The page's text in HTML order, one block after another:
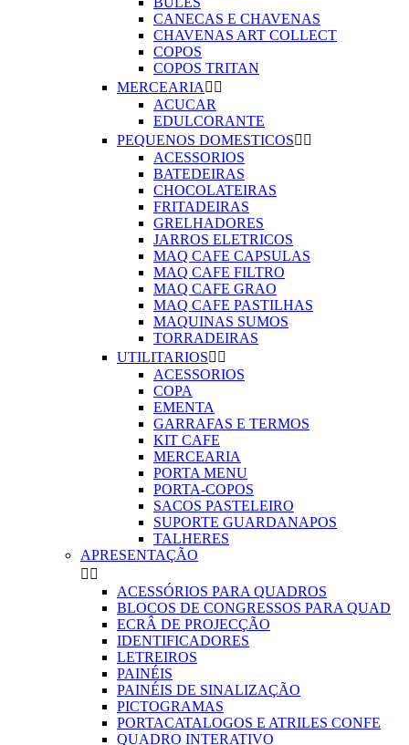
CANECAS E CHAVENAS
CHAVENAS ART COLLECT
COPOS
COPOS TRITAN
MERCEARIA  
ACUCAR
EDULCORANTE
PEQUENOS DOMESTICOS 
ACESSORIOS
BATEDEIRAS
CHOCOLATEIRAS
FRITADEIRAS
GRELHADORES
JARROS ELETRICOS
MAQ CAFE CAPSULAS
MAQ CAFE FILTRO
MAQ CAFE GRAO
MAQ CAFE PASTILHAS
MAQUINAS SUMOS
TORRADEIRAS
UTILITARIOS 
ACESSORIOS
COPA
EMENTA
GARRAFAS E TERMOS
KIT CAFE
MERCEARIA
PORTA MENU
PORTA-COPOS
SACOS PASTELEIRO
SUPORTE GUARDANAPOS
TALHERES
APRESENTAÇÃO
 
ACESSÓRIOS PARA QUADROS
BLOCOS DE CONGRESSOS PARA QUAD
ECRÂ DE PROJECÇÃO
IDENTIFICADORES
LETREIROS
PAINÉIS
PAINÉIS DE SINALIZAÇÃO
PICTOGRAMAS
PORTACATALOGOS E ATRILES CONFE
QUADRO INTERATIVO